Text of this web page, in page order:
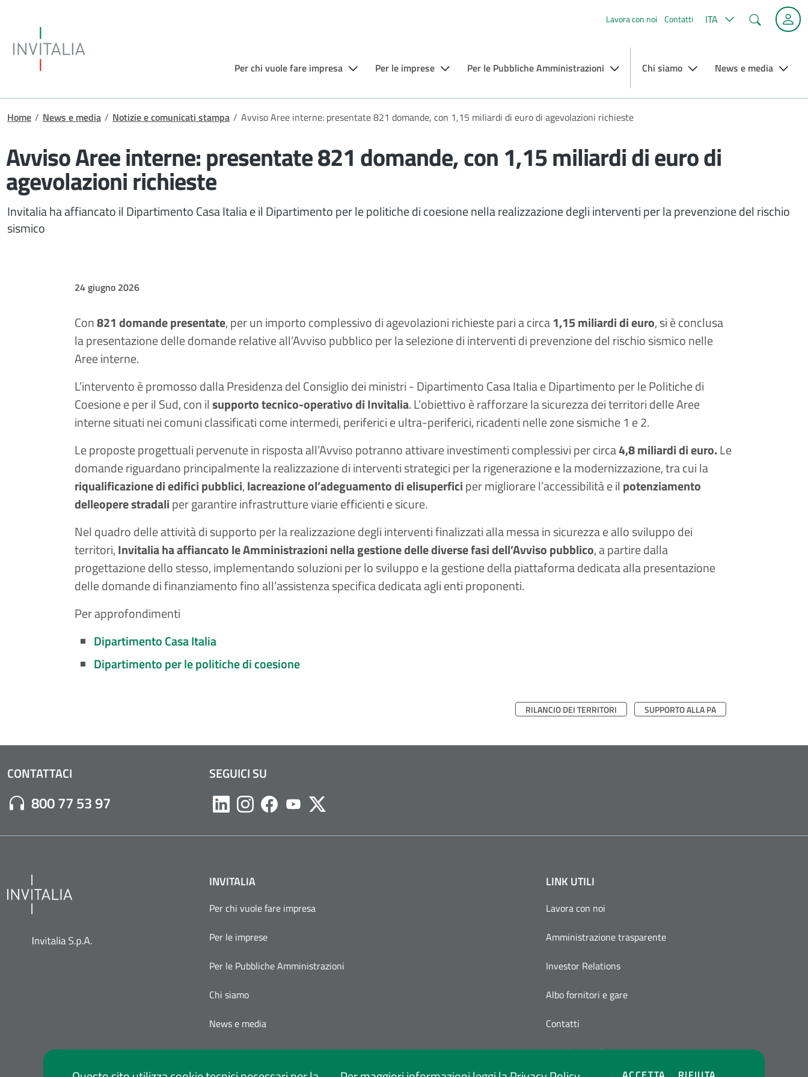
COOKIES
Lavora con noi Contatti ITA Cerca
Per chi vuole fare impresa Per le imprese Per le Pubbliche Amministrazioni Chi siamo News e media
Briciole di pane
Home / News e media / Notizie e comunicati stampa / Avviso Aree interne: presentate 821 domande, con 1,15 miliardi di euro di agevolazioni richieste
Avviso Aree interne: presentate 821 domande, con 1,15 miliardi di euro di
agevolazioni richieste
Invitalia ha affiancato il Dipartimento Casa Italia e il Dipartimento per le politiche di coesione nella realizzazione degli interventi per la prevenzione del rischio
sismico
24 giugno 2026
Con821 domande presentate, per un importo complessivo di agevolazioni richieste pari a circa1,15 miliardi di euro, si è conclusa
la presentazione delle domande relative all’Avviso pubblico per la selezione di interventi di prevenzione del rischio sismico nelle
Aree interne.
L’intervento è promosso dalla Presidenza del Consiglio dei ministri - Dipartimento Casa Italia e Dipartimento per le Politiche di
Coesione e per il Sud, con ilsupporto tecnico-operativo di Invitalia. L’obiettivo è rafforzare la sicurezza dei territori delle Aree
interne situati nei comuni classificati come intermedi, periferici e ultra-periferici, ricadenti nelle zone sismiche 1 e 2.
Le proposte progettuali pervenute in risposta all’Avviso potranno attivare investimenti complessivi per circa4,8 miliardi di euro.Le
domande riguardano principalmente la realizzazione di interventi strategici per la rigenerazione e la modernizzazione, tra cui la
riqualificazione di edifici pubblici,lacreazione ol’adeguamento di elisuperficiper migliorare l’accessibilità e il potenziamento
delleopere stradaliper garantire infrastrutture viarie efficienti e sicure.
Nel quadro delle attività di supporto per la realizzazione degli interventi finalizzati alla messa in sicurezza e allo sviluppo dei
territori,Invitalia ha affiancato le Amministrazioni nella gestione delle diverse fasi dell’Avviso pubblico, a partire dalla
progettazione dello stesso, implementando soluzioni per lo sviluppo e la gestione della piattaforma dedicata alla presentazione
delle domande di finanziamento fino all’assistenza specifica dedicata agli enti proponenti.
Per approfondimenti
Dipartimento Casa Italia
Dipartimento per le politiche di coesione
RILANCIO DEI TERRITORI SUPPORTO ALLA PA
CONTATTACI
Numero di Telefono:
800 77 53 97
SEGUICI SU
LikedinInstagram
Facebook
YoutubeTwitter
INVITALIA
Per chi vuole fare impresa
Per le imprese
Per le Pubbliche Amministrazioni
Chi siamo
News e media
LINK UTILI
Lavora con noi
Amministrazione trasparente
Investor Relations
Albo fornitori e gare
Contatti
Area Personale